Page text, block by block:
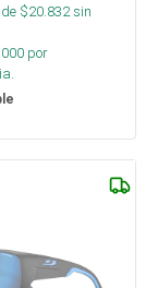
$20.832sin
por